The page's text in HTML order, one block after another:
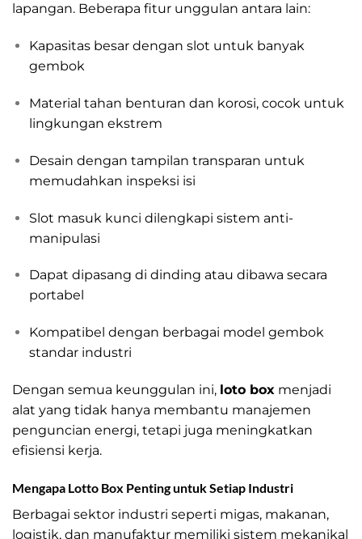
lapangan. Beberapa fitur unggulan antara lain:
Kapasitas besar dengan slot untuk banyak
gembok
Material tahan benturan dan korosi, cocok untuk
lingkungan ekstrem
Desain dengan tampilan transparan untuk
memudahkan inspeksi isi
Slot masuk kunci dilengkapi sistem anti-
manipulasi
Dapat dipasang di dinding atau dibawa secara
portabel
Kompatibel dengan berbagai model gembok
standar industri
Dengan semua keunggulan ini, loto box menjadi
alat yang tidak hanya membantu manajemen
penguncian energi, tetapi juga meningkatkan
efisiensi kerja.
Mengapa Lotto Box Penting untuk Setiap Industri
Berbagai sektor industri seperti migas, makanan,
logistik, dan manufaktur memiliki sistem mekanikal